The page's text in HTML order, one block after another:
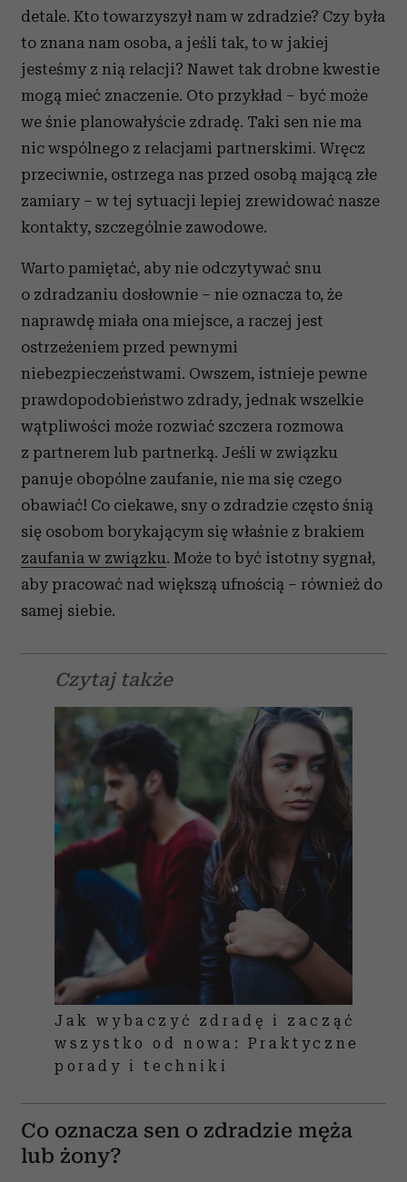
detale. Kto towarzyszył nam w zdradzie? Czy była
to znana nam osoba, a jeśli tak, to w jakiej
jesteśmy z nią relacji? Nawet tak drobne kwestie
mogą mieć znaczenie. Oto przykład – być może
we śnie planowałyście zdradę. Taki sen nie ma
nic wspólnego z relacjami partnerskimi. Wręcz
przeciwnie, ostrzega nas przed osobą mającą złe
zamiary – w tej sytuacji lepiej zrewidować nasze
kontakty, szczególnie zawodowe.
Warto pamiętać, aby nie odczytywać snu
o zdradzaniu dosłownie – nie oznacza to, że
naprawdę miała ona miejsce, a raczej jest
ostrzeżeniem przed pewnymi
niebezpieczeństwami. Owszem, istnieje pewne
prawdopodobieństwo zdrady, jednak wszelkie
wątpliwości może rozwiać szczera rozmowa
z partnerem lub partnerką. Jeśli w związku
panuje obopólne zaufanie, nie ma się czego
obawiać! Co ciekawe, sny o zdradzie często śnią
się osobom borykającym się właśnie z brakiem
zaufania w związku. Może to być istotny sygnał,
aby pracować nad większą ufnością – również do
samej siebie.
Czytaj także
Jak wybaczyć zdradę i zacząć
wszystko od nowa: Praktyczne
porady i techniki
Co oznacza sen o zdradzie męża
lub żony?